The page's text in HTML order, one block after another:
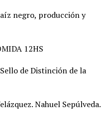
negro, producción y
12HS
de Distinción de la
Nahuel Sepúlveda.